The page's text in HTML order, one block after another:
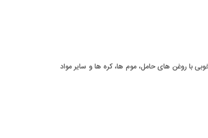
با روغن های حامل، موم ها، کره ها و سایر مواد